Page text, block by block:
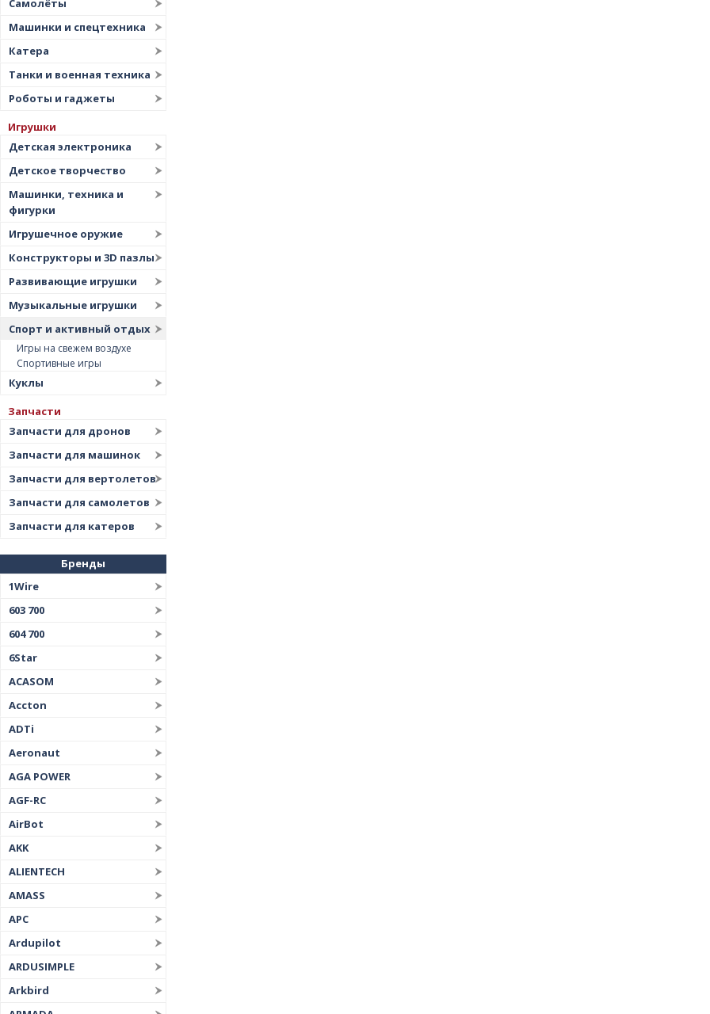
Самолёты
Машинки и спецтехника
Катера
Танки и военная техника
Роботы и гаджеты
Игрушки
Детская электроника
Детское творчество
Машинки, техника и
фигурки
Игрушечное оружие
Конструкторы и 3D пазлы
Развивающие игрушки
Музыкальные игрушки
Спорт и активный отдых
Игры на свежем воздухе
Спортивные игры
Куклы
Запчасти
Запчасти для дронов
Запчасти для машинок
Запчасти для вертолетов
Запчасти для самолетов
Запчасти для катеров
Бренды
1Wire
603 700
604 700
6Star
ACASOM
Accton
ADTi
Aeronaut
AGA POWER
AGF-RC
AirBot
AKK
ALIENTECH
AMASS
APC
Ardupilot
ARDUSIMPLE
Arkbird